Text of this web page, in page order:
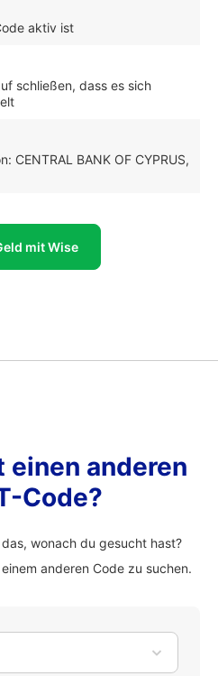
aktiv ist
schließen, dass es sich
CENTRAL BANK OF CYPRUS,
mit Wise
einen anderen
Code?
wonach du gesucht hast?
anderen Code zu suchen.